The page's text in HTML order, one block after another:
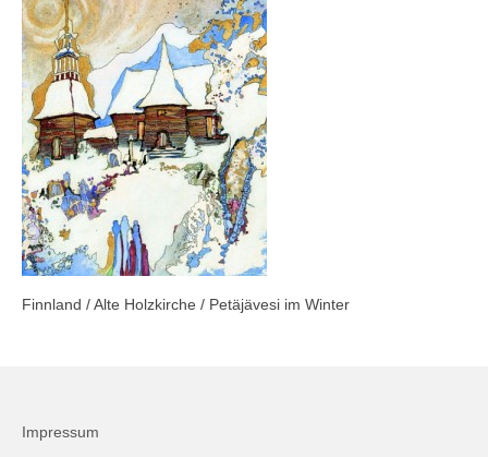
Firmenkalender 2025
Firmenkalender 2024
Firmenkalender 2023
Firmenkalender 2022
Firmenkalender 2021
Firmenkalender 2020
Firmenkalender 2019
Finnland / Alte Holzkirche / Petäjävesi im Winter
Impressum